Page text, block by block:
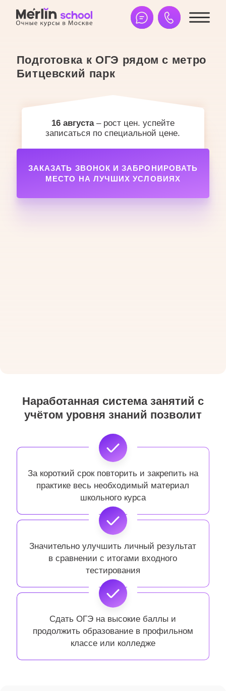
Подготовка к ОГЭ рядом с метро
Битцевский парк
16 августа – рост цен. успейте
записаться по специальной цене.
ЗАКАЗАТЬ ЗВОНОК И ЗАБРОНИРОВАТЬ
МЕСТО НА ЛУЧШИХ УСЛОВИЯХ
Наработанная система занятий с
учётом уровня знаний позволит
За короткий срок повторить и закрепить на
практике весь необходимый материал
школьного курса
Значительно улучшить личный результат
в сравнении с итогами входного
тестирования
Сдать ОГЭ на высокие баллы и
продолжить образование в профильном
классе или колледже